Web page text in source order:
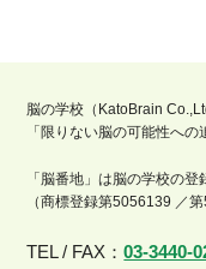
脳の学校（KatoBrain
「限りない脳の可能性への
「脳番地」は脳の学校の登
（商標登録第5056139 ／第
TEL / FAX：03-3440-